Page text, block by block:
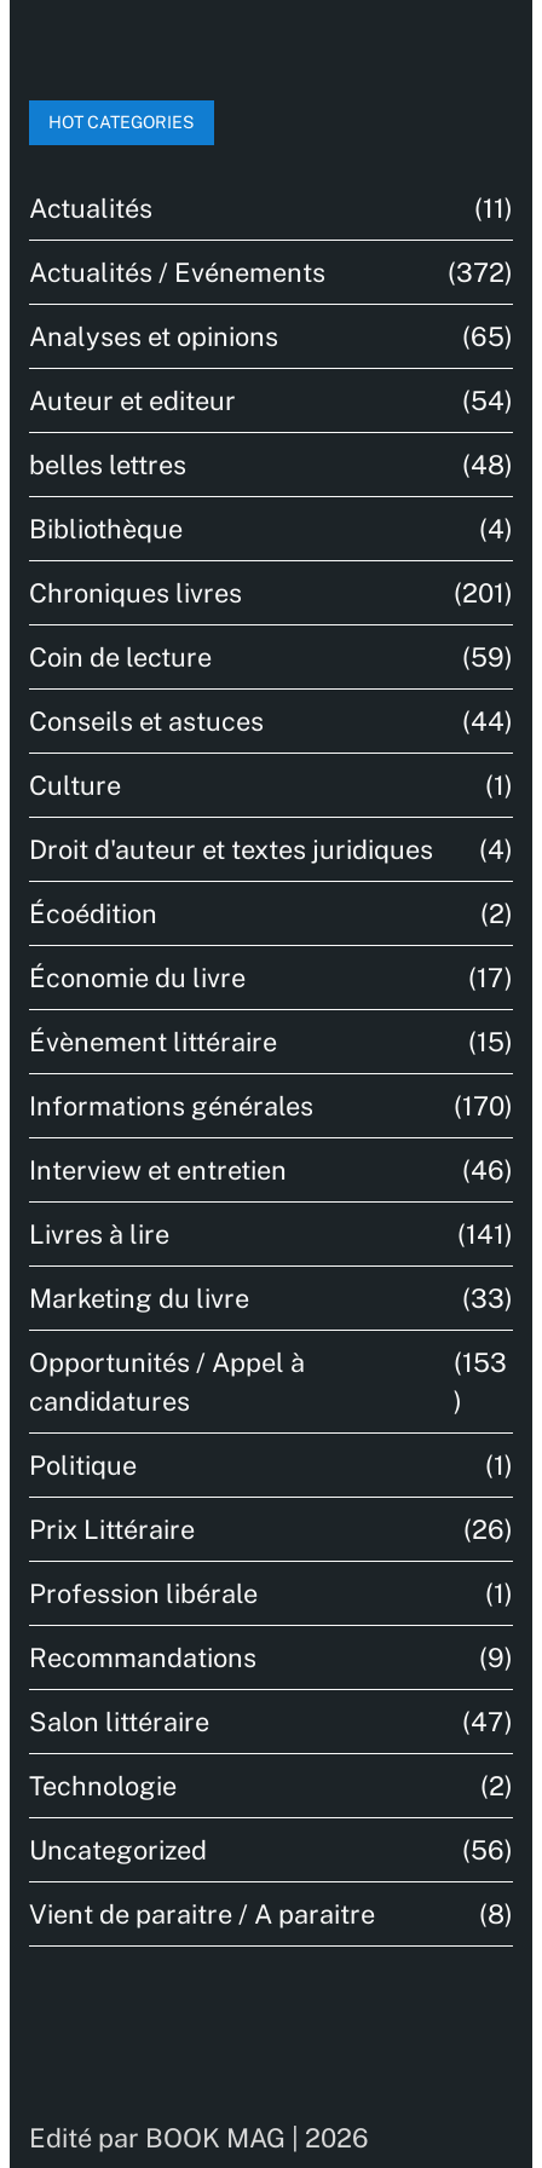
HOT CATEGORIES
Actualités (11)
Actualités / Evénements (372)
Analyses et opinions (65)
Auteur et editeur (54)
belles lettres (48)
Bibliothèque (4)
Chroniques livres (201)
Coin de lecture (59)
Conseils et astuces (44)
Culture (1)
Droit d'auteur et textes juridiques (4)
Écoédition (2)
Économie du livre (17)
Évènement littéraire (15)
Informations générales (170)
Interview et entretien (46)
Livres à lire (141)
Marketing du livre (33)
Opportunités / Appel à
candidatures
(153
)
Politique (1)
Prix Littéraire (26)
Profession libérale (1)
Recommandations (9)
Salon littéraire (47)
Technologie (2)
Uncategorized (56)
Vient de paraitre / A paraitre (8)
Edité par BOOK MAG | 2026